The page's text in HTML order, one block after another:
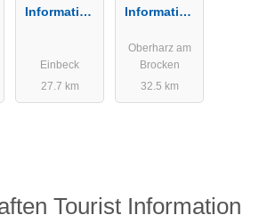
Information
Einbeck
27.7 km
Information
(Harz) -
Tourismusb
etrieb Stadt
Oberharz am
Brocken
32.5 km
Tourist Information